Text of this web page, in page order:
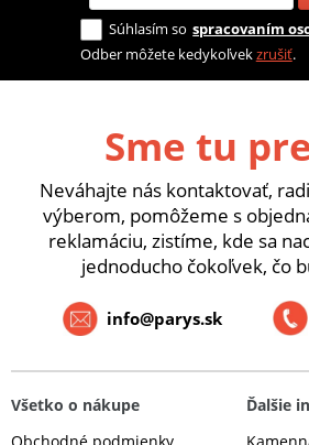
Súhlasím so spracovaním
Odber môžete kedykoľvekzrušiť.
Sme tu
Neváhajte nás kontaktovať,
výberom, pomôžeme s
reklamáciu, zistíme, kde sa
jednoducho čokoľvek, čo
info@parys.sk
Všetko o nákupe
Ďalšie